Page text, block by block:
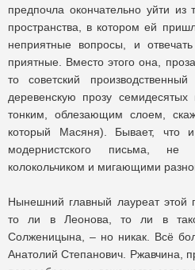
предпочла окончательно уйти из
пространства, в котором ей
неприятные вопросы, и
приятные. Вместо этого она,
то советский
деревенскую прозу семидесятых
тонким, облезающим слоем,
который Масяня). Бывает, что
модернистского письма,
колокольчиком и мигающими
Нынешний главный лауреат этой
то ли в Леонова, то ли в
Солженицына, – но никак. Всё
Анатолий Степанович. Ржавчина,